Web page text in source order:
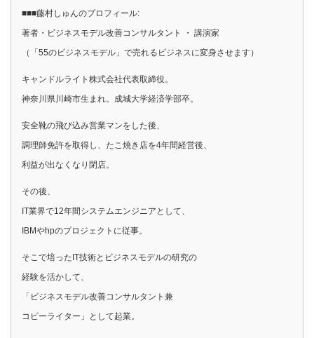
■■■藤村しゅんのプロフィール:
著者・ビジネスモデル改善コンサルタント ・ 講演家
（「55のビジネスモデル」で売れるビジネスに変身させます）
キャンドルライト株式会社代表取締役。
神奈川県川崎市生まれ。成城大学経済学部卒。
安全靴の飛び込み営業マンをした後、
調理師免許を取得し、たこ焼き店を4年間経営後、
利益が出なくなり閉店。
その後、
IT業界で12年間システムエンジニアとして、
IBMやhpのプロジェクトに従事。
そこで培ったIT技術とビジネスモデルの研究の
経験を活かして、
「ビジネスモデル改善コンサルタント兼
コピーライター」として起業。